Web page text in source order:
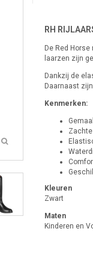
RH
De Red
laarzen zijn
Dankzij de
Daarnaast
Kenmerken:
Kleuren
Zwart
Maten
Kinderen en